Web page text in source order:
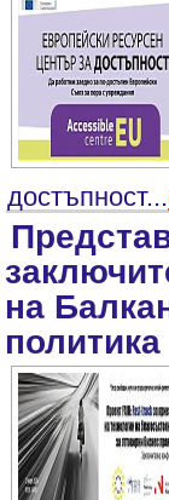
достъпност...
на
политика